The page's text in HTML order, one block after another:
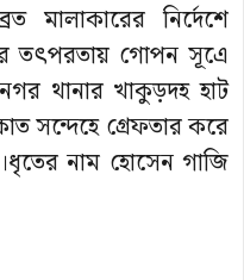
নির্দেশে
তৎপরতায় গোপন সূএে
থানার খাকুড়দহ হাট
সন্দেহে গ্রেফতার করে
নাম হোসেন গাজি